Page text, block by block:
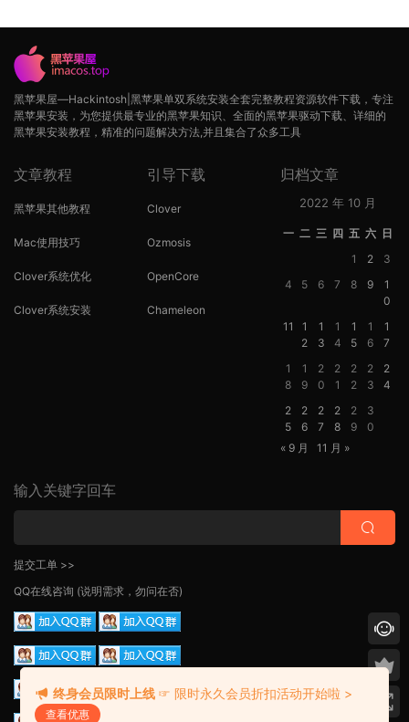
黑苹果屋—Hackintosh|黑苹果单双系统安装全套完整教程资源软件下载，专注
黑苹果安装，为您提供最专业的黑苹果知识、全面的黑苹果驱动下载、详细的
黑苹果安装教程，精准的问题解决方法,并且集合了众多工具
文章教程
黑苹果其他教程
Mac使用技巧
Clover系统优化
Clover系统安装
引导下载
Clover
Ozmosis
OpenCore
Chameleon
归档文章
2022 年 10 月
一 二 三 四 五 六 日
1
2
3
4
5 6 7 8 9
1
0
11
1
2
1
3
1
4
1
5
1
6
1
7
1
8
1
9
2
0
2
1
2
2
2
3
2
4
2
5
2
6
2
7
2
8
2
9
3
0
« 9 月
11 月 »
输入关键字回车
提交工单 >>
QQ在线咨询 (说明需求，勿问在否)
终身会员限时上线 ☞ 限时永久会员折扣活动开始啦 >
查看优惠